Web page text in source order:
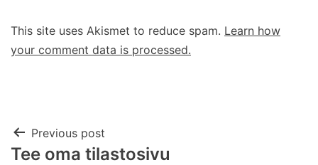
This site uses Akismet to reduce spam. Learn how
your comment data is processed.
Post
Previous post
Tee oma tilastosivu